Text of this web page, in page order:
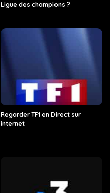
Ligue des champions ?
Regarder TF1 en Direct sur
internet